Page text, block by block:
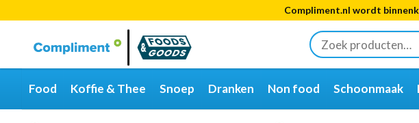
Compliment.nl wordt
Zoeken
naar:
Categorieën
Merken
Food Koffie & Thee Snoep Dranken Non food Schoonmaak